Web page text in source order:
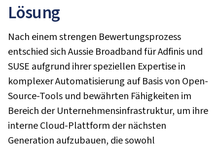
Lösung
Nach einem strengen Bewertungsprozess
entschied sich Aussie Broadband für Adfinis und
SUSE aufgrund ihrer speziellen Expertise in
komplexer Automatisierung auf Basis von Open-
Source-Tools und bewährten Fähigkeiten im
Bereich der Unternehmensinfrastruktur, um ihre
interne Cloud-Plattform der nächsten
Generation aufzubauen, die sowohl